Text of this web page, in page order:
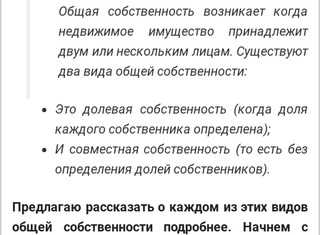
Общая собственность возникает когда
недвижимое имущество принадлежит
двум или нескольким лицам. Существуют
два вида общей собственности:
Это долевая собственность (когда доля
каждого собственника определена);
И совместная собственность (то есть без
определения долей собственников).
Предлагаю рассказать о каждом из этих видов
общей собственности подробнее. Начнем с